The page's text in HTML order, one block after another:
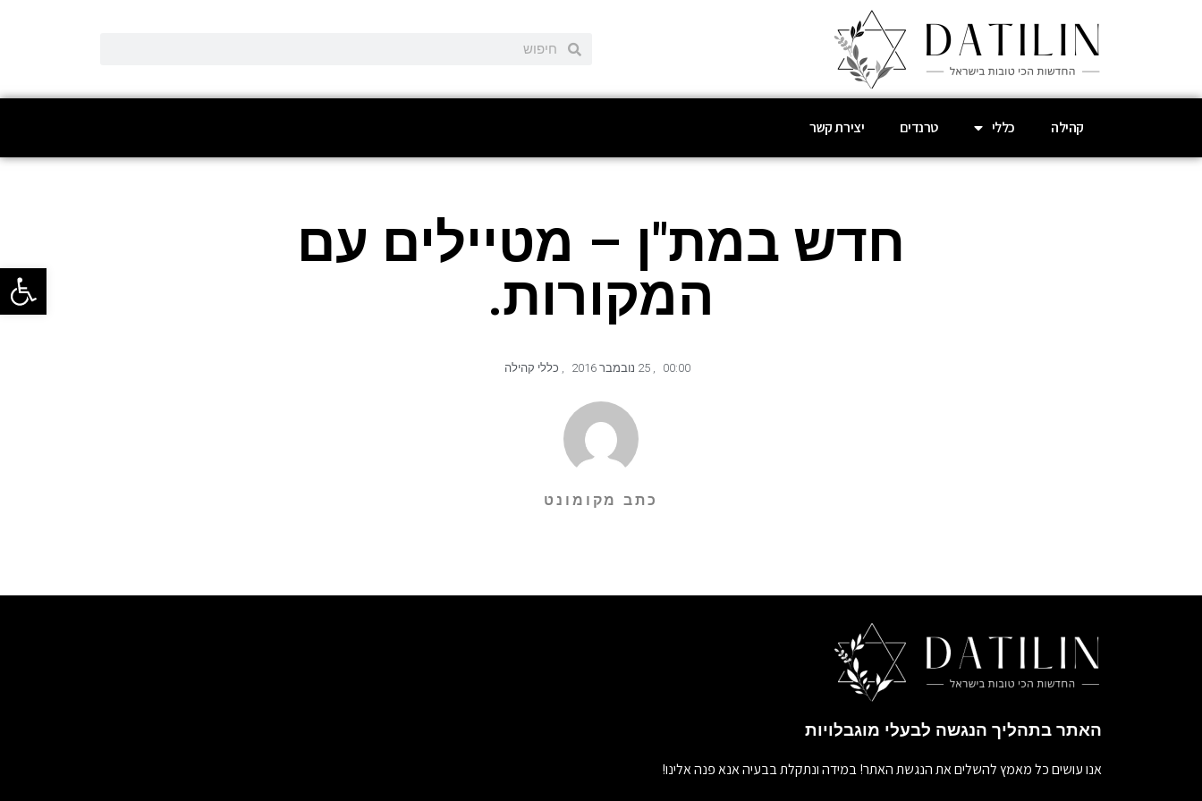
פתח
קהילה כללי טרנדים יצירת קשר
חדש במת"ן – מטיילים עם
המקורות.
00:00
,
, כללי קהילה
כתב מקומונט
האתר בתהליך הנגשה לבעלי מוגבלויות
אנו עושים כל מאמץ להשלים את הנגשת האתר! במידה ונתקלת בבעיה אנא פנה אלינו!